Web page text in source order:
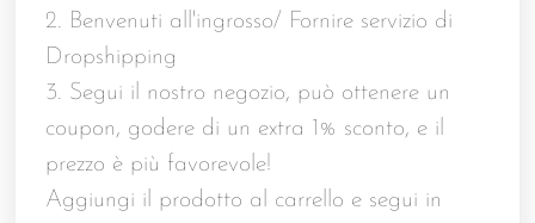
2. Benvenuti all'ingrosso/ Fornire servizio di
Dropshipping
3. Segui il nostro negozio, può ottenere un
coupon, godere di un extra 1% sconto, e il
prezzo è più favorevole!
Aggiungi il prodotto al carrello e segui in